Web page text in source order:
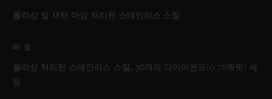
폴리싱 및 새틴 마감 처리된 스테인리스 스틸
베젤
폴리싱 처리된 스테인리스 스틸, 36개의 다이아몬드(0.76캐럿) 세
팅